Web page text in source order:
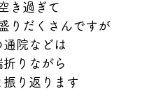
き過ぎて
りだくさんですが
通院などは
折りながら
振り返ります